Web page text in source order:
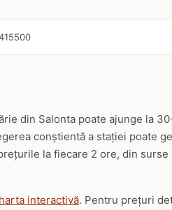
din Salonta poate ajunge la
conștientă a stației poate
la fiecare 2 ore, din
harta interactivă. Pentru prețuri